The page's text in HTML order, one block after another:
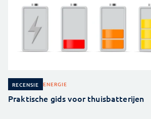
RECENSIE ENERGIE
Praktische gids voor thuisbatterijen